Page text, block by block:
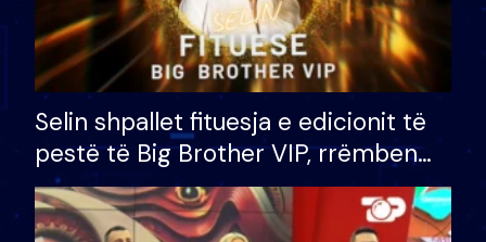
Selin shpallet fituesja e edicionit të
pestë të Big Brother VIP, rrëmben
çmimin e madh prej 100 mijë eurosh